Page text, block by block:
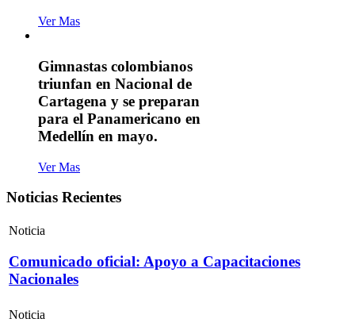
Ver Mas
Gimnastas colombianos
triunfan en Nacional de
Cartagena y se preparan
para el Panamericano en
Medellín en mayo.
Ver Mas
Noticias Recientes
Noticia
Comunicado oficial: Apoyo a Capacitaciones
Nacionales
Noticia